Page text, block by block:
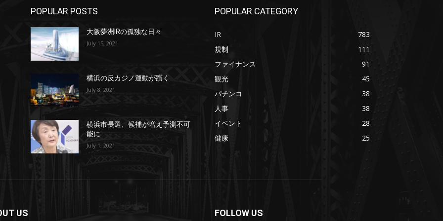
POPULAR POSTS
大阪夢洲IRの孤独な日々
July 15, 2021
横浜の反カジノ運動が躓く
July 8, 2021
横浜市長選、候補が増え予測不可
能に
July 1, 2021
POPULAR CATEGORY
IR
783
規制
111
ファイナンス
91
観光
45
パチンコ
38
人事
38
イベント
28
健康
25
US FOLLOW US